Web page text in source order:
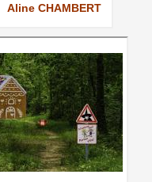
Aline CHAMBERT